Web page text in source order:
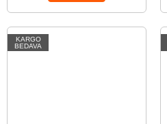
KARGO
BEDAVA